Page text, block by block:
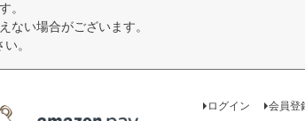
。
ない場合がございます。
。
ログイン 会員登